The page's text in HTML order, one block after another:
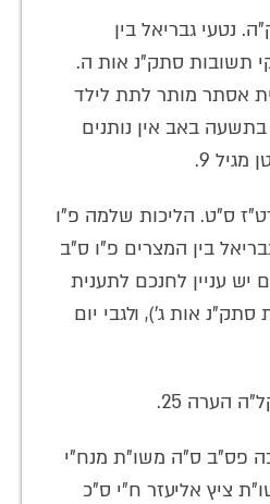
נטעי גבריאל בין
תשובות סתק"נ אות ה.
אסתר מותר לתת לילד
באב אין נותנים
9.
ס"ט. הליכות שלמה פ"ו
גבריאל בין המצרים פ"ו ס"ב
יש עניין לחנכם לתענית
אות ג'), ולגבי יום
הערה 25.
פס"ב ס"ה משו"ת מנח"י
ציץ אליעזר ח"י ס"כ